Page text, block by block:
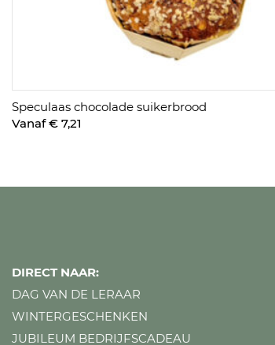
Speculaas chocolade suikerbrood
Vanaf € 7,21
DIRECT NAAR:
DAG VAN DE LERAAR
WINTERGESCHENKEN
JUBILEUM BEDRIJFSCADEAU